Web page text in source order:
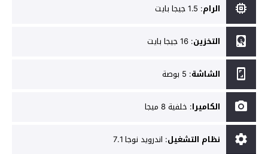
الرام: 1.5 جيجا بايت
التخزين: 16 جيجا بايت
الشاشة: 5 بوصة
الكاميرا: خلفية 8 ميجا
نظام التشغيل: اندرويد نوجا 7.1